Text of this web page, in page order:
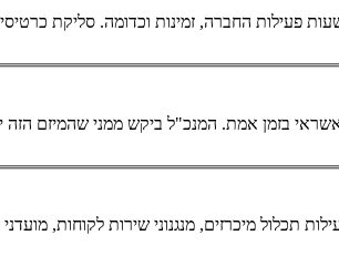
פעילות החברה, זמינות וכדומה. סליקת
בזמן אמת. המנכ"ל ביקש ממני